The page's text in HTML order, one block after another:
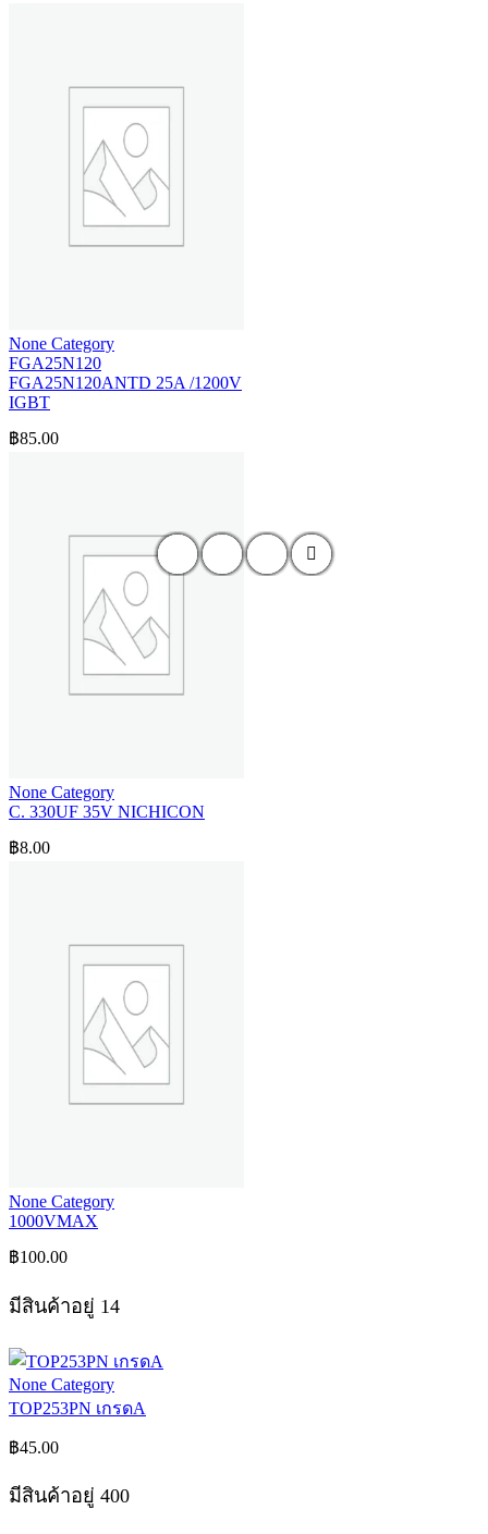
None Category
FGA25N120
FGA25N120ANTD 25A /1200V
IGBT
฿85.00
None Category
C. 330UF 35V NICHICON
฿8.00
None Category
1000VMAX
฿100.00
มีสินค้าอยู่ 14
None Category
TOP253PN เกรดA
฿45.00
มีสินค้าอยู่ 400